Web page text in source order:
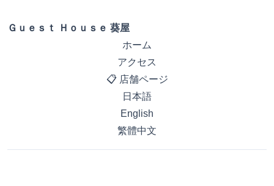
Ｇｕｅｓｔ Ｈｏｕｓｅ 葵屋
ホーム
アクセス
📋 店舗ページ
日本語
English
繁體中文